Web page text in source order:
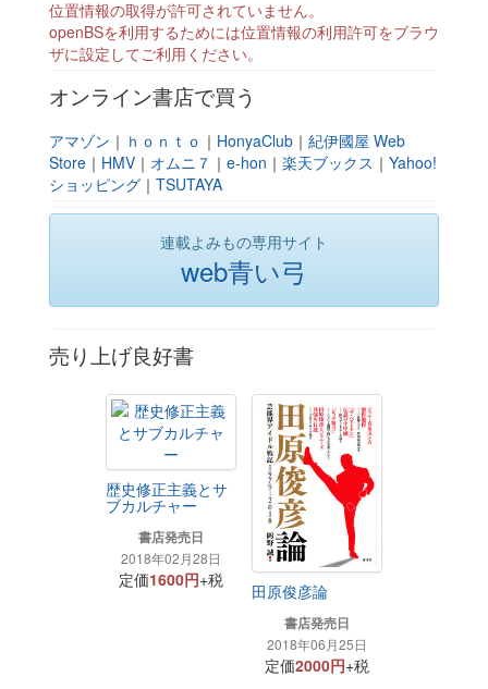
位置情報の取得が許可されていません。
openBSを利用するためには位置情報の利用許可をブラウ
ザに設定してご利用ください。
オンライン書店で買う
アマゾン ｜ ｈｏｎｔｏ ｜ HonyaClub ｜ 紀伊國屋 Web
Store ｜ HMV ｜ オムニ７ ｜ e-hon ｜ 楽天ブックス ｜ Yahoo!
ショッピング ｜ TSUTAYA
連載よみもの専用サイト
web青い弓
売り上げ良好書
歴史修正主義とサ
ブカルチャー
書店発売日
2018年02月28日
定価1600円+税
田原俊彦論
書店発売日
2018年06月25日
定価2000円+税